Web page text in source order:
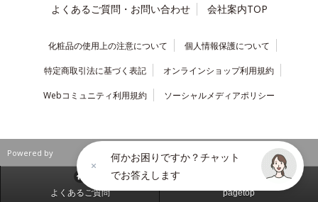
よくあるご質問・お問い合わせ
会社案内TOP
化粧品の使用上の注意について 個人情報保護について
特定商取引法に基づく表記 オンラインショップ利用規約
Webコミュニティ利用規約 ソーシャルメディアポリシー
Powered by
よくあるご質問 pagetop
何かお困りですか？チャット
でお答えします